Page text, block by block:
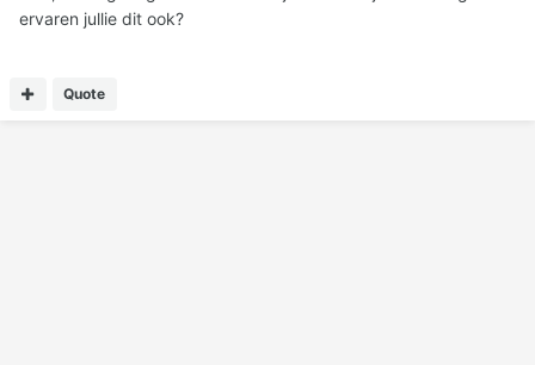
ervaren jullie dit ook?
Quote